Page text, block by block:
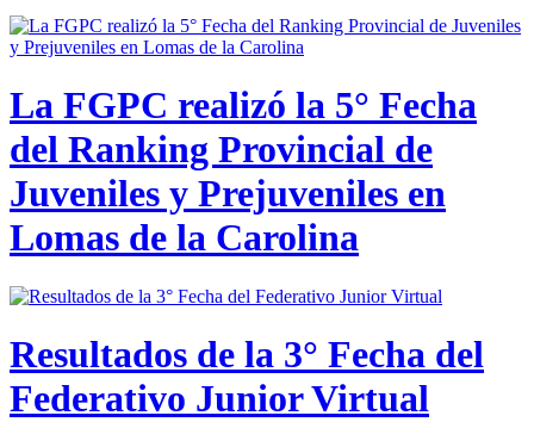
La FGPC realizó la 5° Fecha
del Ranking Provincial de
Juveniles y Prejuveniles en
Lomas de la Carolina
Resultados de la 3° Fecha del
Federativo Junior Virtual